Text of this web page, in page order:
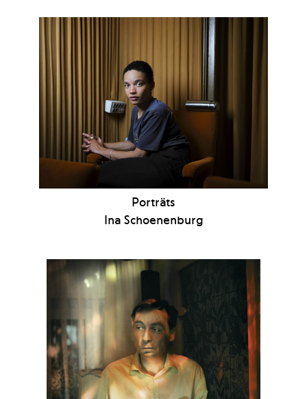
Porträts
Ina Schoenenburg